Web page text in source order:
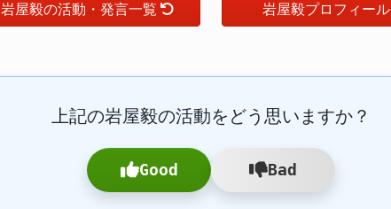
岩屋毅の活動・発言一覧 岩屋毅プロフィール
上記の岩屋毅の活動をどう思いますか？
Good Bad